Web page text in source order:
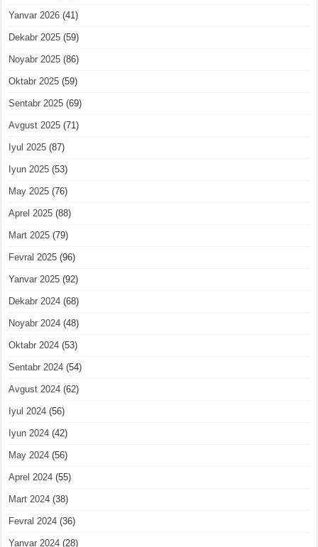
Yanvar 2026 (41)
Dekabr 2025 (59)
Noyabr 2025 (86)
Oktabr 2025 (59)
Sentabr 2025 (69)
Avgust 2025 (71)
Iyul 2025 (87)
Iyun 2025 (53)
May 2025 (76)
Aprel 2025 (88)
Mart 2025 (79)
Fevral 2025 (96)
Yanvar 2025 (92)
Dekabr 2024 (68)
Noyabr 2024 (48)
Oktabr 2024 (53)
Sentabr 2024 (54)
Avgust 2024 (62)
Iyul 2024 (56)
Iyun 2024 (42)
May 2024 (56)
Aprel 2024 (55)
Mart 2024 (38)
Fevral 2024 (36)
Yanvar 2024 (28)